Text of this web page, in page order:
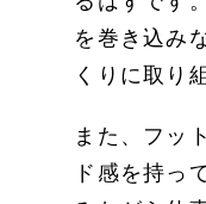
を巻き込み
くりに取り
また、フッ
ド感を持っ